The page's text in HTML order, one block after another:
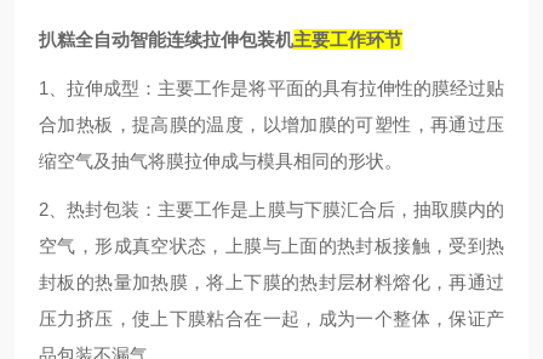
扒糕全自动智能连续拉伸包装机主要工作环节
1
、拉伸成型：主要工作是将平面的具有拉伸性的膜经过贴
合加热板，提高膜的温度，以增加膜的可塑性，再通过压
缩空气及抽气将膜拉伸成与模具相同的形状。
2 、热封包装：主要工作是上膜与下膜汇合后，抽取膜内的
空气，形成真空状态，上膜与上面的热封板接触，受到热
封板的热量加热膜，将上下膜的热封层材料熔化，再通过
压力挤压，使上下膜粘合在一起，成为一个整体，保证产
品包装不漏气。